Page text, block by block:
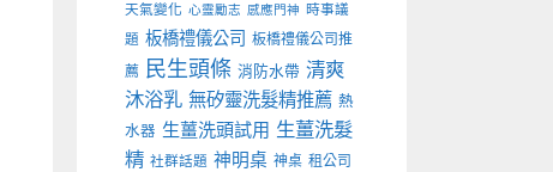
天氣變化 心靈勵志 感應門神 時事議
題 板橋禮儀公司 板橋禮儀公司推
薦 民生頭條 消防水帶 清爽
沐浴乳 無矽靈洗髮精推薦 熱
水器 生薑洗頭試用 生薑洗髮
精 社群話題 神明桌 神桌 租公司